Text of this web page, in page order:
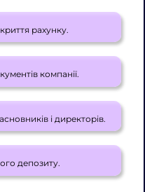
рахунку.
компанії.
і директорів.
депозиту.